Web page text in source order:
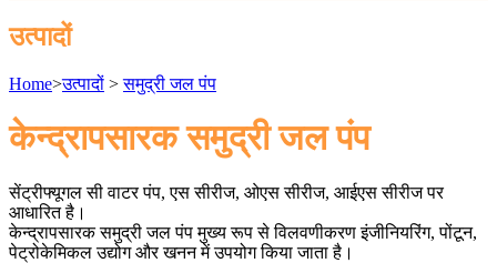
उत्पादों
Home>उत्पादों >समुद्री जल पंप
केन्द्रापसारक समुद्री जल पंप
सेंट्रीफ्यूगल सी वाटर पंप, एस सीरीज, ओएस सीरीज, आईएस सीरीज पर
आधारित है।
केन्द्रापसारक समुद्री जल पंप मुख्य रूप से विलवणीकरण इंजीनियरिंग, पोंटून,
पेट्रोकेमिकल उद्योग और खनन में उपयोग किया जाता है।